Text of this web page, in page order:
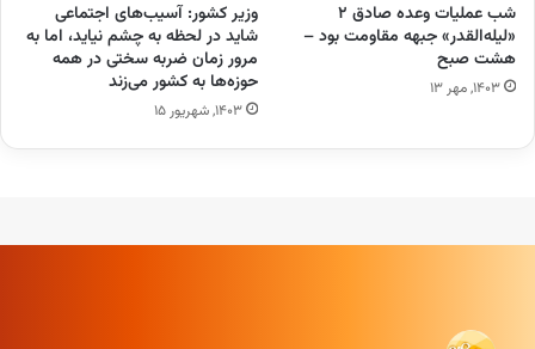
شب عملیات وعده صادق ۲
«لیله‌القدر» جبهه مقاومت بود –
هشت صبح
۱۴۰۳, مهر ۱۳
وزیر کشور: آسیب‌های اجتماعی
شاید در لحظه به چشم نیاید، اما به
مرور زمان ضربه سختی در همه
حوزه‌ها به کشور می‌زند
۱۴۰۳, شهریور ۱۵